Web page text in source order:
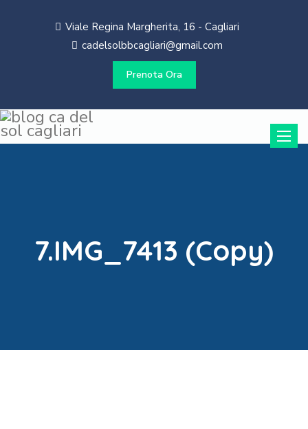
Viale Regina Margherita, 16 - Cagliari
cadelsolbbcagliari@gmail.com
Prenota Ora
Toggle
7.IMG_7413 (Copy)